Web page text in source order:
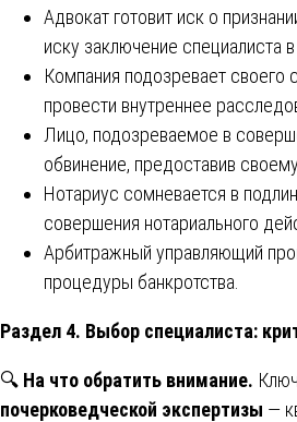
Адвокат готовит иск о
иску заключение специалиста
Компания подозревает своего
провести внутреннее
Лицо, подозреваемое в
обвинение, предоставив
Нотариус сомневается в
совершения нотариального
Арбитражный управляющий
процедуры банкротства.
Раздел 4. Выбор специалиста:
🔍 На что обратить внимание.
почерковедческой экспертизы —